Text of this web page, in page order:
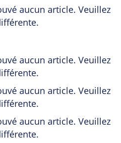
aucun article. Veuillez
aucun article. Veuillez
aucun article. Veuillez
aucun article. Veuillez